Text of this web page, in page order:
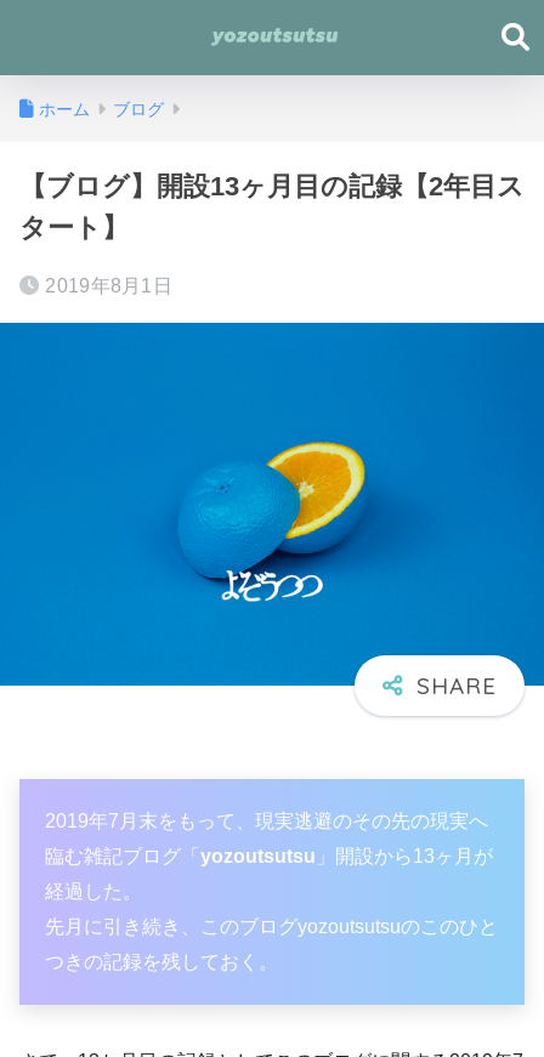
ホーム ブログ
【ブログ】開設13ヶ月目の記録【2年目ス
タート】
2019年8月1日
2019年7月末をもって、現実逃避のその先の現実へ
臨む雑記ブログ「 yozoutsutsu 」開設から13ヶ月が
経過した。
先月に引き続き、このブログyozoutsutsuのこのひと
つきの記録を残しておく。